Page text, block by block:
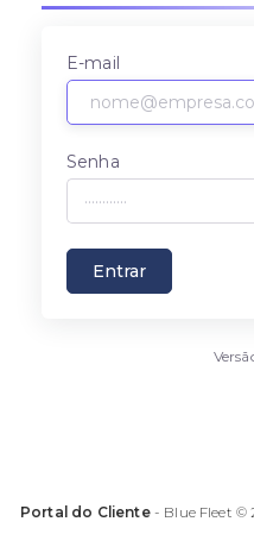
E-mail
Senha
Entrar
Portal do Cliente- Blue Fleet ©